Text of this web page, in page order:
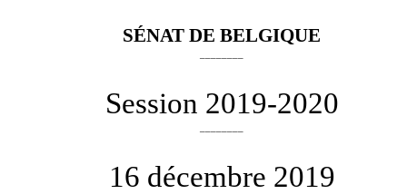
SÉNAT DE BELGIQUE
Session 2019-2020
16 décembre 2019